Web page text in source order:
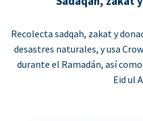
Recolecta sadqah, zakat y
desastres naturales, y usa
durante el Ramadán, así
Eid ul